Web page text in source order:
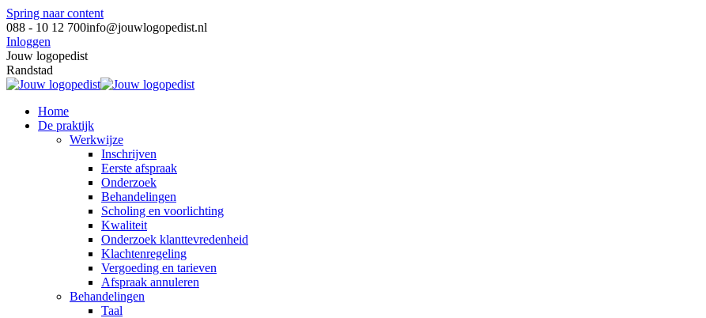
Spring naar content
088 - 10 12 700info@jouwlogopedist.nl
Inloggen
Jouw logopedist
Randstad
Home
De praktijk
Werkwijze
Inschrijven
Eerste afspraak
Onderzoek
Behandelingen
Scholing en voorlichting
Kwaliteit
Onderzoek klanttevredenheid
Klachtenregeling
Vergoeding en tarieven
Afspraak annuleren
Behandelingen
Taal